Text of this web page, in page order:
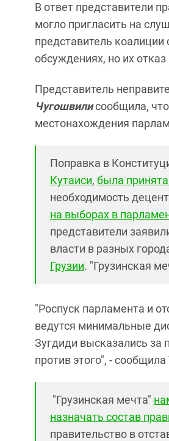
В ответ представители
могло пригласить на
представитель
обсуждениях, но их
Представитель
Чугошвилисообщила,
местонахождения
Поправка в
Кутаиси, была
необходимость
на выборах в
представители
власти в разных
Грузии. "Грузинская
"Роспуск парламента и
ведутся минимальные
Зугдиди высказались за
против этого", -
"Грузинская мечта"
назначать состав
правительство в